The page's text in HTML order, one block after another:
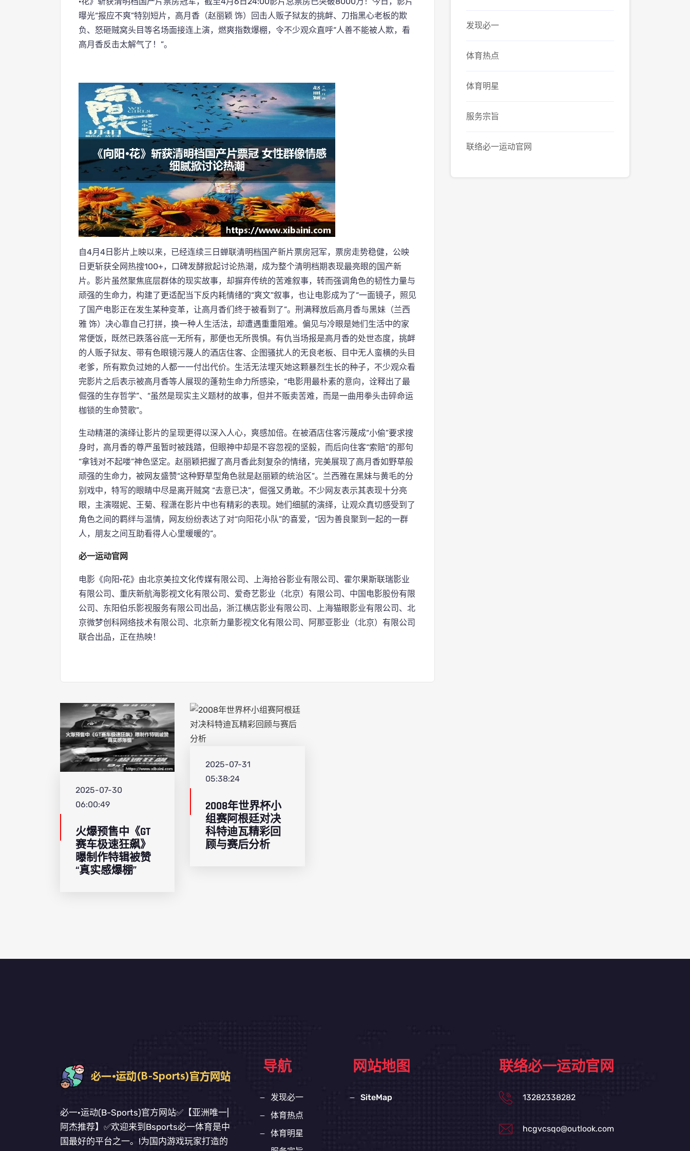
曝光“报应不爽”特别短片，高月香（赵丽颖 饰）回击人贩子狱友的挑衅、刀指黑心老板的欺
负、怒砸贼窝头目等名场面接连上演，燃爽指数爆棚，令不少观众直呼“人善不能被人欺，看
高月香反击太解气了！”。
自4月4日影片上映以来，已经连续三日蝉联清明档国产新片票房冠军，票房走势稳健，公映
日更斩获全网热搜100+，口碑发酵掀起讨论热潮，成为整个清明档期表现最亮眼的国产新
片。影片虽然聚焦底层群体的现实故事，却摒弃传统的苦难叙事，转而强调角色的韧性力量与
顽强的生命力，构建了更适配当下反内耗情绪的“爽文”叙事，也让电影成为了“一面镜子，照见
了国产电影正在发生某种变革，让高月香们终于被看到了”。刑满释放后高月香与黑妹（兰西
雅 饰）决心靠自己打拼，换一种人生活法，却遭遇重重阻难。偏见与冷眼是她们生活中的家
常便饭，既然已跌落谷底一无所有，那便也无所畏惧。有仇当场报是高月香的处世态度，挑衅
的人贩子狱友、带有色眼镜污蔑人的酒店住客、企图骚扰人的无良老板、目中无人蛮横的头目
老爹，所有欺负过她的人都一一付出代价。生活无法埋灭她这颗暴烈生长的种子，不少观众看
完影片之后表示被高月香等人展现的蓬勃生命力所感染，“电影用最朴素的意向，诠释出了最
倔强的生存哲学”、“虽然是现实主义题材的故事，但并不贩卖苦难，而是一曲用拳头击碎命运
枷锁的生命赞歌”。
生动精湛的演绎让影片的呈现更得以深入人心，爽感加倍。在被酒店住客污蔑成“小偷”要求搜
身时，高月香的尊严虽暂时被践踏，但眼神中却是不容忽视的坚毅，而后向住客“索赔”的那句
“拿钱对不起喽”神色坚定。赵丽颖把握了高月香此刻复杂的情绪，完美展现了高月香如野草般
顽强的生命力，被网友盛赞“这种野草型角色就是赵丽颖的统治区”。兰西雅在黑妹与黄毛的分
别戏中，特写的眼睛中尽是离开贼窝 “去意已决”，倔强又勇敢。不少网友表示其表现十分亮
眼，主演啜妮、王菊、程潇在影片中也有精彩的表现。她们细腻的演绎，让观众真切感受到了
角色之间的羁绊与温情，网友纷纷表达了对“向阳花小队”的喜爱，“因为善良聚到一起的一群
人，朋友之间互助看得人心里暖暖的”。
必一运动官网
电影《向阳·花》由北京美拉文化传媒有限公司、上海拾谷影业有限公司、霍尔果斯联瑞影业
有限公司、重庆新航海影视文化有限公司、爱奇艺影业（北京）有限公司、中国电影股份有限
公司、东阳伯乐影视服务有限公司出品，浙江横店影业有限公司、上海猫眼影业有限公司、北
京微梦创科网络技术有限公司、北京新力量影视文化有限公司、阿那亚影业（北京）有限公司
联合出品，正在热映！
2025-07-30
06:00:49
火爆预售中《GT
赛车极速狂飙》
曝制作特辑被赞
“真实感爆棚”
2025-07-31
05:38:24
2008年世界杯小
组赛阿根廷对决
科特迪瓦精彩回
顾与赛后分析
发现必一
体育热点
体育明星
服务宗旨
联络必一运动官网
必一·运动(B-Sports)官方网站✅【亚洲唯一|
阿杰推荐】✅欢迎来到Bsports必一体育是中
国最好的平台之一。!为国内游戏玩家打造的
导航
发现必一
体育热点
体育明星
网站地图
SiteMap
联络必一运动官网
13282338282
hcgvcsqo@outlook.com